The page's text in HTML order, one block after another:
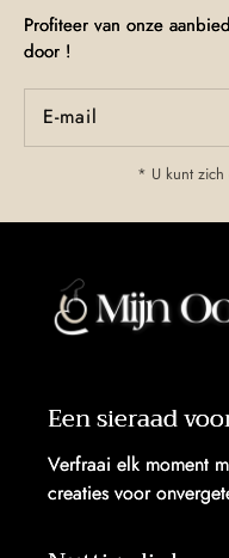
Profiteer van onze
door !
E‑mail
* U kunt zich
Een sieraad
Verfraai elk moment
creaties voor